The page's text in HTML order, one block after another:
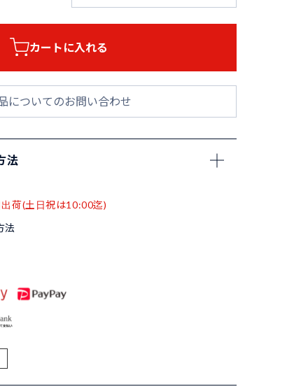
カートに入れる
についてのお問い合わせ
法
荷(土日祝は10:00迄)
法